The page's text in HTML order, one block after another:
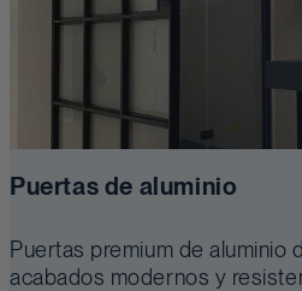
Puertas de aluminio
Puertas premium de aluminio
acabados modernos y